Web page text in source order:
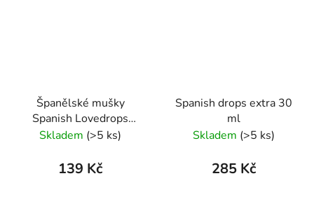
Španělské mušky
Spanish Lovedrops
Lavetra 15ml
Skladem (>5 ks)
139 Kč
Spanish drops extra 30
ml
Skladem (>5 ks)
285 Kč